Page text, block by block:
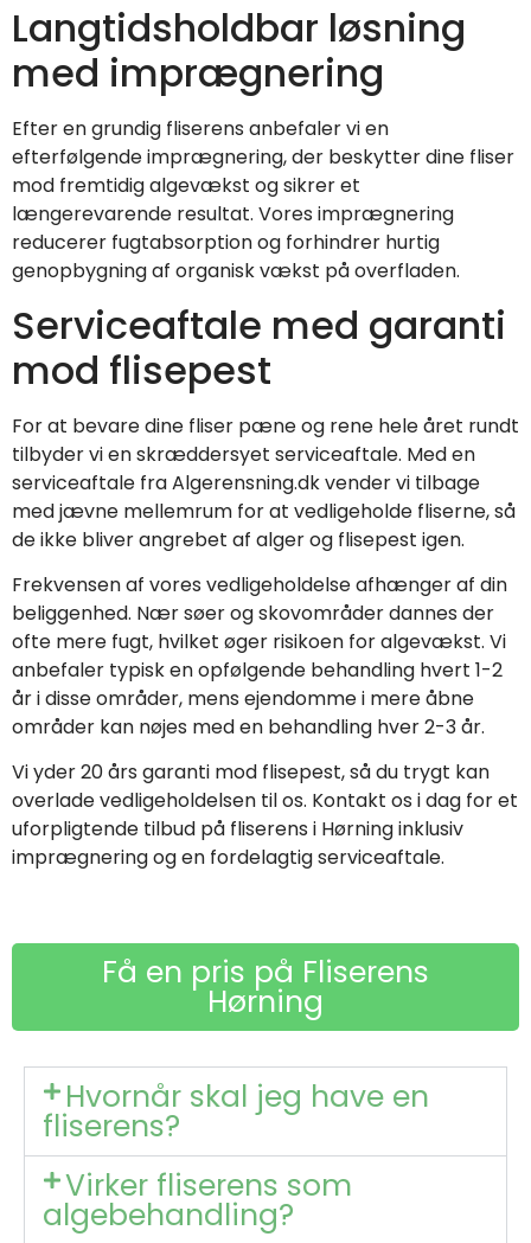
Langtidsholdbar løsning
med imprægnering
Efter en grundig fliserens anbefaler vi en
efterfølgende imprægnering, der beskytter dine fliser
mod fremtidig algevækst og sikrer et
længerevarende resultat. Vores imprægnering
reducerer fugtabsorption og forhindrer hurtig
genopbygning af organisk vækst på overfladen.
Serviceaftale med garanti
mod flisepest
For at bevare dine fliser pæne og rene hele året rundt
tilbyder vi en skræddersyet serviceaftale. Med en
serviceaftale fra Algerensning.dk vender vi tilbage
med jævne mellemrum for at vedligeholde fliserne, så
de ikke bliver angrebet af alger og flisepest igen.
Frekvensen af vores vedligeholdelse afhænger af din
beliggenhed. Nær søer og skovområder dannes der
ofte mere fugt, hvilket øger risikoen for algevækst. Vi
anbefaler typisk en opfølgende behandling hvert 1-2
år i disse områder, mens ejendomme i mere åbne
områder kan nøjes med en behandling hver 2-3 år.
Vi yder 20 års garanti mod flisepest, så du trygt kan
overlade vedligeholdelsen til os. Kontakt os i dag for et
uforpligtende tilbud på fliserens i Hørning inklusiv
imprægnering og en fordelagtig serviceaftale.
Få en pris på Fliserens
Hørning
Hvornår skal jeg have en
fliserens?
Virker fliserens som
algebehandling?